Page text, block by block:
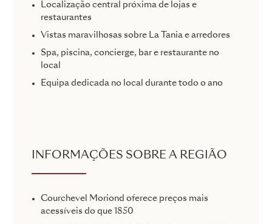
Localização central próxima de lojas e
restaurantes
Vistas maravilhosas sobre La Tania e arredores
Spa, piscina, concierge, bar e restaurante no
local
Equipa dedicada no local durante todo o ano
INFORMAÇÕES SOBRE A REGIÃO
Courchevel Moriond oferece preços mais
acessíveis do que 1850